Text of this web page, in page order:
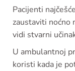
Pacijenti
zaustaviti noćno
vidi stvarni
U ambulantnoj
koristi kada je